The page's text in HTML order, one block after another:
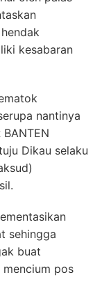
kesabaran
nantinya
Dikau selaku
sehingga
buat
mencium pos